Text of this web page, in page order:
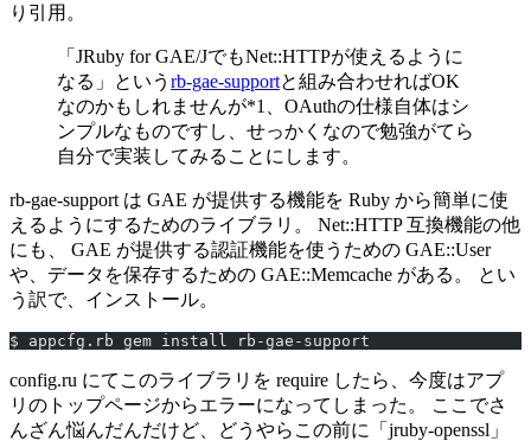
り引用。
「JRuby for GAE/JでもNet::HTTPが使えるように
なる」という rb-gae-supportと組み合わせればOK
なのかもしれませんが*1、OAuthの仕様自体はシ
ンプルなものですし、せっかくなので勉強がてら
自分で実装してみることにします。
rb-gae-support は GAE が提供する機能を Ruby から簡単に使
えるようにするためのライブラリ。 Net::HTTP 互換機能の他
にも、 GAE が提供する認証機能を使うための GAE::User
や、データを保存するための GAE::Memcache がある。 とい
う訳で、インストール。
$ appcfg.rb gem install rb-gae-support
config.ru にてこのライブラリを require したら、今度はアプ
リのトップページからエラーになってしまった。 ここでさ
んざん悩んだんだけど、どうやらこの前に「jruby-openssl」